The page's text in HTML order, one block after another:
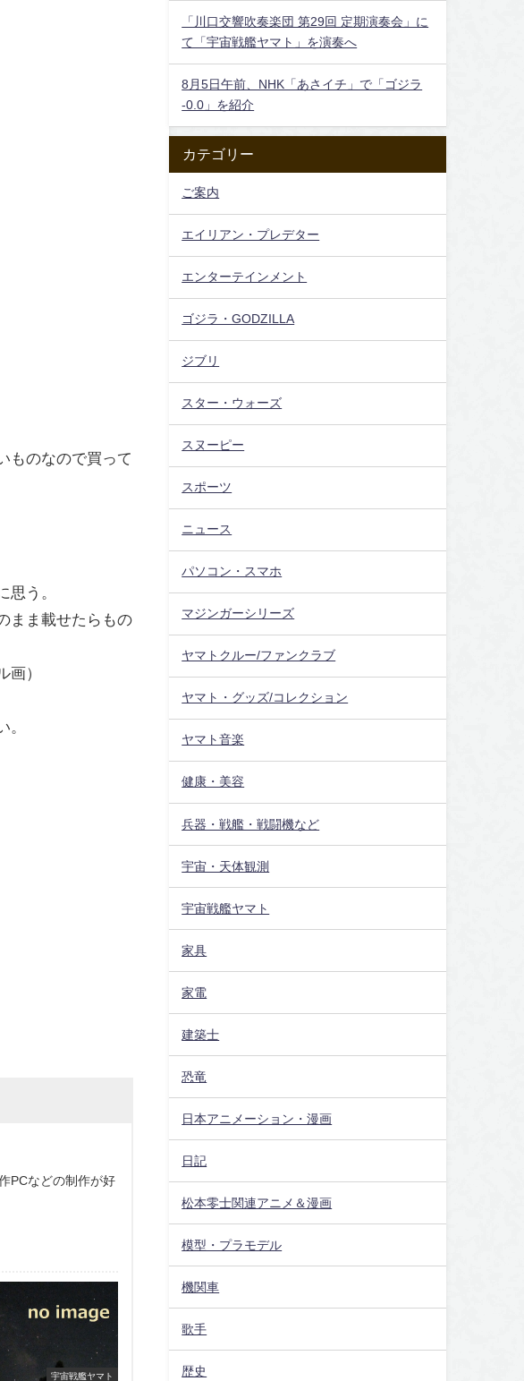
ものなので買って
思う。
まま載せたらもの
画）
。
PCなどの制作が好
宇宙戦艦ヤマト
「川口交響吹奏楽団 第29回 定期演奏会」に
て「宇宙戦艦ヤマト」を演奏へ
8月5日午前、NHK「あさイチ」で「ゴジラ
-0.0」を紹介
カテゴリー
ご案内
エイリアン・プレデター
エンターテインメント
ゴジラ・GODZILLA
ジブリ
スター・ウォーズ
スヌーピー
スポーツ
ニュース
パソコン・スマホ
マジンガーシリーズ
ヤマトクルー/ファンクラブ
ヤマト・グッズ/コレクション
ヤマト音楽
健康・美容
兵器・戦艦・戦闘機など
宇宙・天体観測
宇宙戦艦ヤマト
家具
家電
建築士
恐竜
日本アニメーション・漫画
日記
松本零士関連アニメ＆漫画
模型・プラモデル
機関車
歌手
歴史